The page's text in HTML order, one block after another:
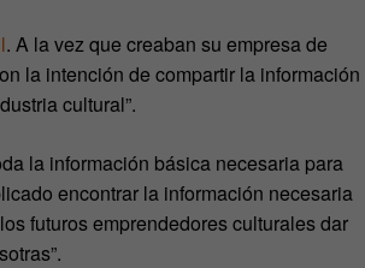
. A la vez que creaban su empresa de
la intención de compartir la información
cultural”.
la información básica necesaria para
encontrar la información necesaria
futuros emprendedores culturales dar